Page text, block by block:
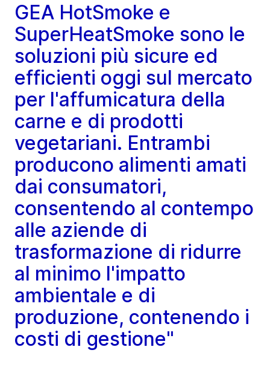
GEA HotSmoke e
SuperHeatSmoke sono le
soluzioni più sicure ed
efficienti oggi sul mercato
per l'affumicatura della
carne e di prodotti
vegetariani. Entrambi
producono alimenti amati
dai consumatori,
consentendo al contempo
alle aziende di
trasformazione di ridurre
al minimo l'impatto
ambientale e di
produzione, contenendo i
costi di gestione"